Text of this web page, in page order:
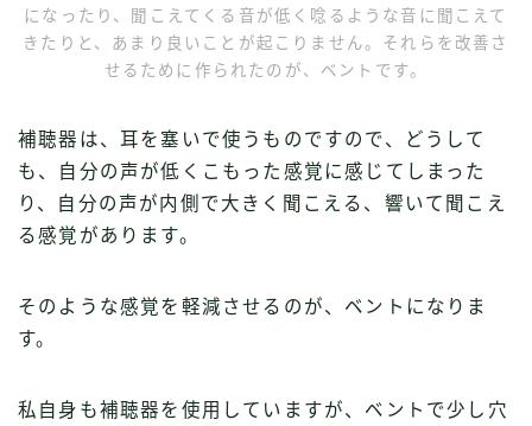
になったり、聞こえてくる音が低く唸るような音に聞こえて
きたりと、あまり良いことが起こりません。それらを改善さ
せるために作られたのが、ベントです。
補聴器は、耳を塞いで使うものですので、どうして
も、自分の声が低くこもった感覚に感じてしまった
り、自分の声が内側で大きく聞こえる、響いて聞こえ
る感覚があります。
そのような感覚を軽減させるのが、ベントになりま
す。
私自身も補聴器を使用していますが、ベントで少し穴